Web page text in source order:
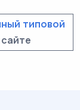
типовой